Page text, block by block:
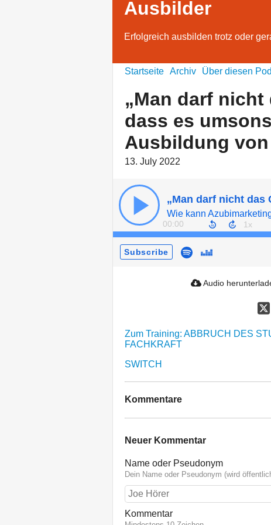
Ausbilder
Erfolgreich ausbilden trotz oder
Startseite Archiv Über diesen
„Man darf nicht
dass es
Ausbildung
13. July 2022
00:00
Subscribe
Audio
Zum Training: ABBRUCH DES
FACHKRAFT
SWITCH
Kommentare
Neuer Kommentar
Name oder Pseudonym
Dein Name oder Pseudonym (wird
Kommentar